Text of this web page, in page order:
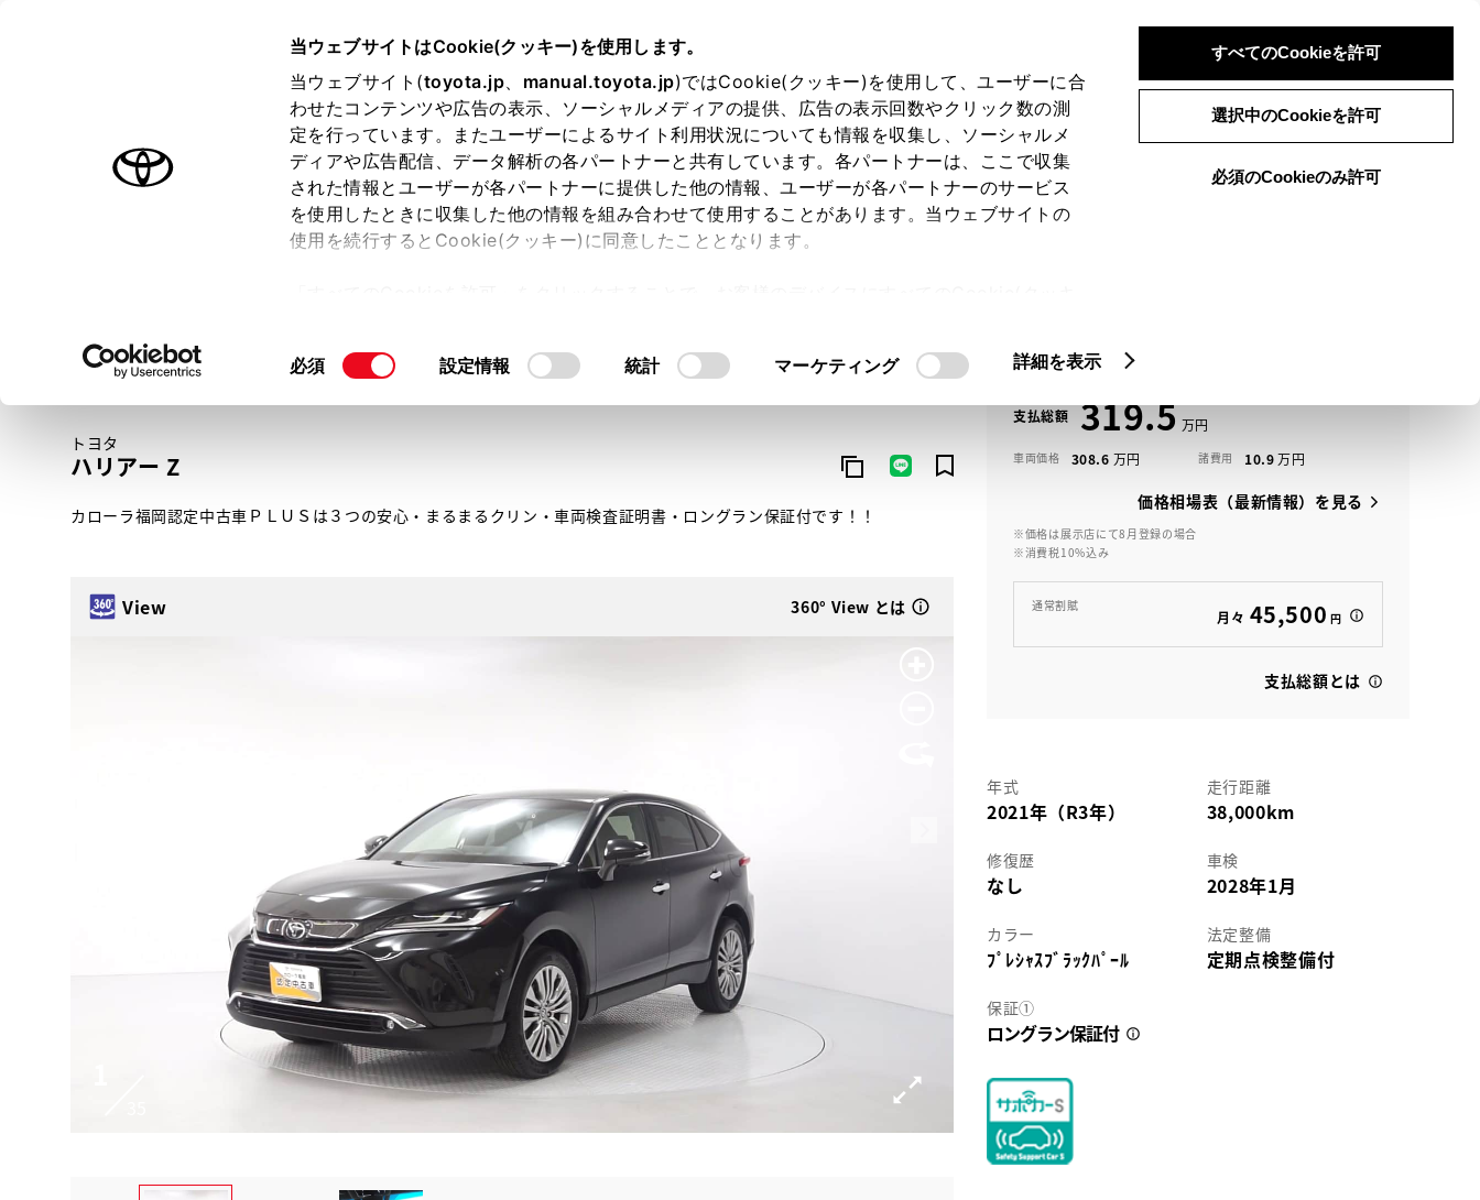
当ウェブサイトはCookie(クッキー)を使用します。
当ウェブサイト(toyota.jp、 manual.toyota.jp)ではCookie(クッキー)を使用して、ユーザーに合
わせたコンテンツや広告の表示、ソーシャルメディアの提供、広告の表示回数やクリック数の測
定を行っています。またユーザーによるサイト利用状況についても情報を収集し、ソーシャルメ
ディアや広告配信、データ解析の各パートナーと共有しています。各パートナーは、ここで収集
された情報とユーザーが各パートナーに提供した他の情報、ユーザーが各パートナーのサービス
を使用したときに収集した他の情報を組み合わせて使用することがあります。当ウェブサイトの
使用を続行するとCookie(クッキー)に同意したこととなります。
て」をご覧ください。
同
必須 設定情報 統計 マーケティング 詳細を表示
すべてのCookieを許可
選択中のCookieを許可
必須のCookieのみ許可
ログイン 検索 メニュー
オーナーサポート トピックス
トヨタ認定中古車 メニュー
トヨタ認定中古車の魅力 3つの買い方 オンライン購入お気に入り 保存した見積り
トヨタ
ハリアー Z
カローラ福岡認定中古車ＰＬＵＳは３つの安心・まるまるクリン・車両検査証明書・ロングラン保証付です！！
View 360° View とは View
2
35
支払総額 319.5
車両価格 308.6 諸費用 10.9
価格相場表（最新情報）を見る
※価格は展示店にて8月登録の場合
※消費税10%込み
通常割賦
月々 45,500 円
支払総額とは
年式
2021年（R3年）
走行距離
38,000km
修復歴
なし
車検
2028年1月
カラー
ﾌﾟﾚｼｬｽﾌﾞﾗｯｸﾊﾟｰﾙ
法定整備
定期点検整備付
保証①
ロングラン保証付